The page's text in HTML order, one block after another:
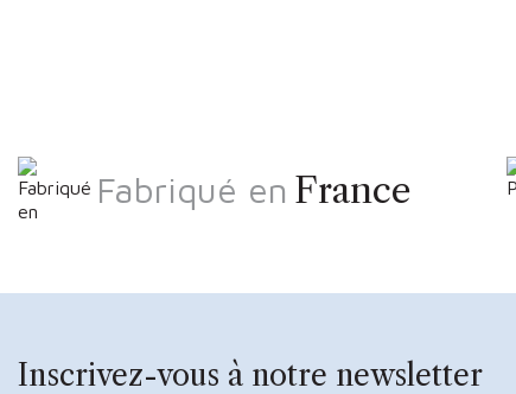
Fabriqué en France
Inscrivez-vous à notre newsletter